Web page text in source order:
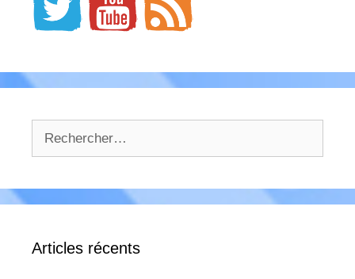
Articles récents